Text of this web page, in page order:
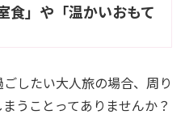
食」や「温かいおもて
したい大人旅の場合、周り
うことってありませんか？